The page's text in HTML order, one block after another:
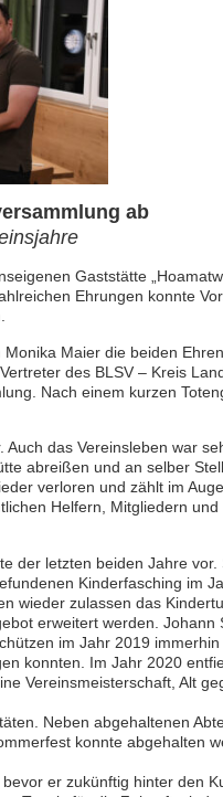
ab
Gaststätte
Ehrungen konnte
Maier die beiden
des BLSV – Kreis
Nach einem kurzen
das Vereinsleben war
abreißen und an selber
verloren und zählt im
Helfern, Mitgliedern
der letzten beiden Jahre vor.
Kinderfasching im
wieder zulassen das
erweitert werden. Johann
im Jahr 2019
konnten. Im Jahr 2020
Vereinsmeisterschaft, Alt
Neben abgehaltenen
konnte abgehalten
er zukünftig hinter den